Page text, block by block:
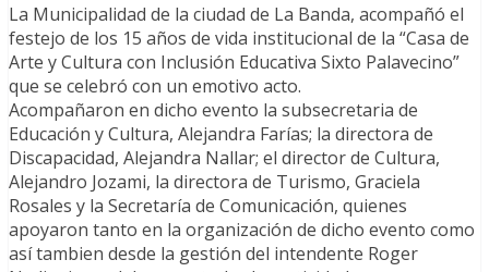
La Municipalidad de la ciudad de La Banda, acompañó el
festejo de los 15 años de vida institucional de la “Casa de
Arte y Cultura con Inclusión Educativa Sixto Palavecino”
que se celebró con un emotivo acto.
Acompañaron en dicho evento la subsecretaria de
Educación y Cultura, Alejandra Farías; la directora de
Discapacidad, Alejandra Nallar; el director de Cultura,
Alejandro Jozami, la directora de Turismo, Graciela
Rosales y la Secretaría de Comunicación, quienes
apoyaron tanto en la organización de dicho evento como
así tambien desde la gestión del intendente Roger